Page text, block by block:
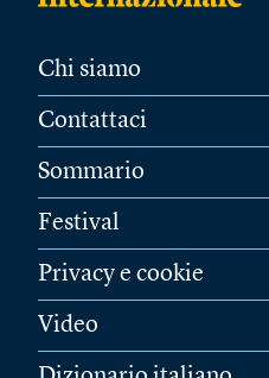
Chi siamo
Contattaci
Sommario
Festival
Privacy e cookie
Video